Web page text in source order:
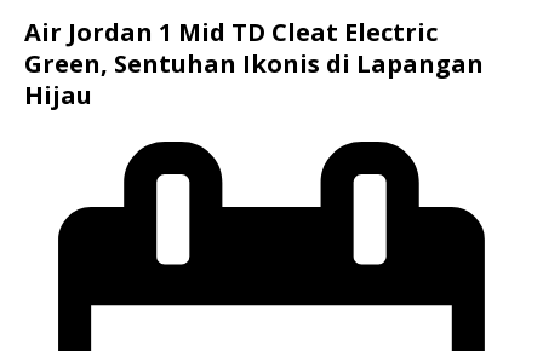
Air Jordan 1 Mid TD Cleat Electric
Green, Sentuhan Ikonis di Lapangan
Hijau